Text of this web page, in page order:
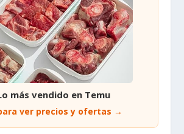
más vendido en Temu
ver precios y ofertas →